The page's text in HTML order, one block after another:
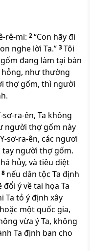
rê-mi: 2“Con hãy đi
nghe lời Ta.” 3Tôi
đang làm tại bàn
hỏng, như thường
thợ gốm, thì người
sơ-ra-ên, Ta không
người thợ gốm này
sơ-ra-ên, các ngươi
người thợ gốm.
hủy, và tiêu diệt
8 nếu dân tộc Ta định
đổi ý về tai họa Ta
Ta tỏ ý định xây
một quốc gia,
vừa ý Ta, không
Ta định ban cho